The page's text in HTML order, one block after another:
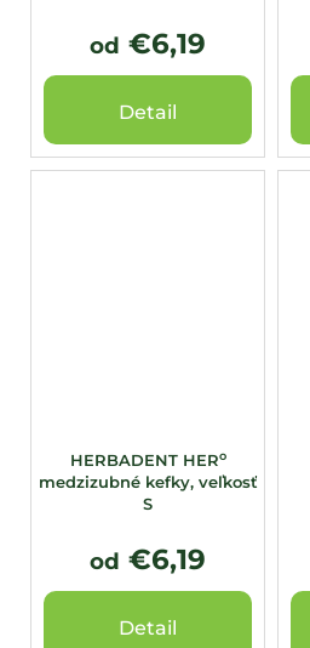
od €6,19
Detail
HERBADENT HERo
medzizubné kefky, veľkosť
S
od €6,19
Detail